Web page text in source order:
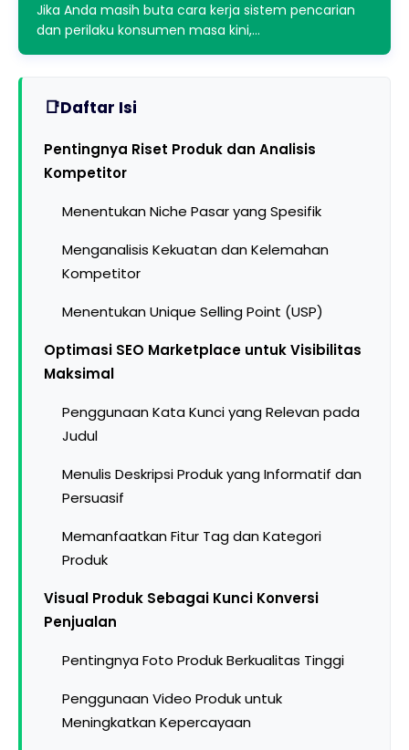
Jika Anda masih buta cara kerja sistem pencarian
dan perilaku konsumen masa kini,…
Daftar Isi
Pentingnya Riset Produk dan Analisis
Kompetitor
Menentukan Niche Pasar yang Spesifik
Menganalisis Kekuatan dan Kelemahan
Kompetitor
Menentukan Unique Selling Point (USP)
Optimasi SEO Marketplace untuk Visibilitas
Maksimal
Penggunaan Kata Kunci yang Relevan pada
Judul
Menulis Deskripsi Produk yang Informatif dan
Persuasif
Memanfaatkan Fitur Tag dan Kategori
Produk
Visual Produk Sebagai Kunci Konversi
Penjualan
Pentingnya Foto Produk Berkualitas Tinggi
Penggunaan Video Produk untuk
Meningkatkan Kepercayaan